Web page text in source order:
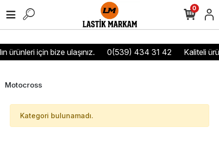
ürünleri için bize ulaşınız. 0(539) 434 31 42 Kaliteli
0
Motocross
Kategori bulunamadı.